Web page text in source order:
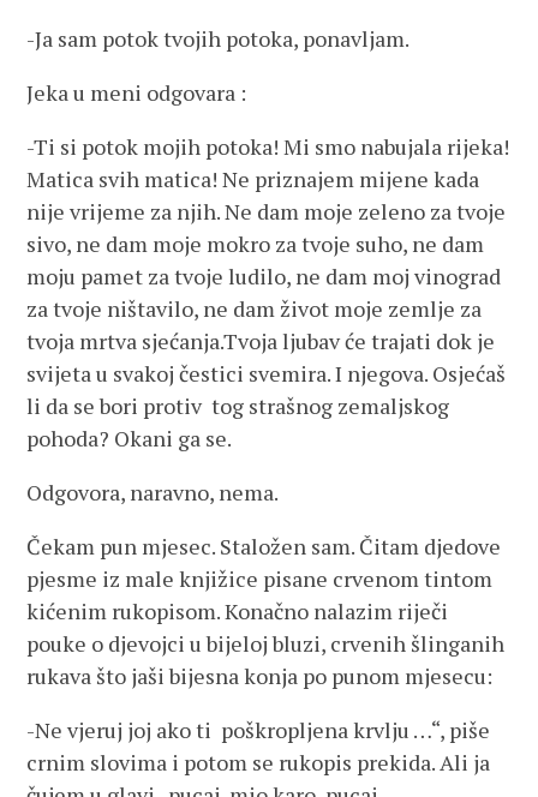
-Ja sam potok tvojih potoka, ponavljam.
Jeka u meni odgovara :
-Ti si potok mojih potoka! Mi smo nabujala rijeka!
Matica svih matica! Ne priznajem mijene kada
nije vrijeme za njih. Ne dam moje zeleno za tvoje
sivo, ne dam moje mokro za tvoje suho, ne dam
moju pamet za tvoje ludilo, ne dam moj vinograd
za tvoje ništavilo, ne dam život moje zemlje za
tvoja mrtva sjećanja.Tvoja ljubav će trajati dok je
svijeta u svakoj čestici svemira. I njegova. Osjećaš
li da se bori protiv tog strašnog zemaljskog
pohoda? Okani ga se.
Odgovora, naravno, nema.
Čekam pun mjesec. Staložen sam. Čitam djedove
pjesme iz male knjižice pisane crvenom tintom
kićenim rukopisom. Konačno nalazim riječi
pouke o djevojci u bijeloj bluzi, crvenih šlinganih
rukava što jaši bijesna konja po punom mjesecu:
-Ne vjeruj joj ako ti poškropljena krvlju …“, piše
crnim slovima i potom se rukopis prekida. Ali ja